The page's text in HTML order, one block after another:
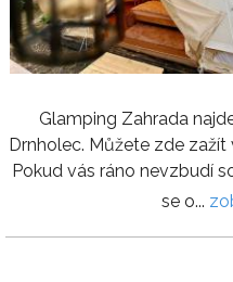
Glamping Zahrada
Drnholec. Můžete zde
Pokud vás ráno nevzbudí
se o...